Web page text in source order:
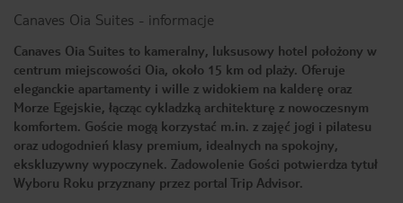
Canaves Oia Suites - informacje
Canaves Oia Suites to kameralny, luksusowy hotel położony w
centrum miejscowości Oia, około 15 km od plaży. Oferuje
eleganckie apartamenty i wille z widokiem na kalderę oraz
Morze Egejskie, łącząc cykladzką architekturę z nowoczesnym
komfortem. Goście mogą korzystać m.in. z zajęć jogi i pilatesu
oraz udogodnień klasy premium, idealnych na spokojny,
ekskluzywny wypoczynek. Zadowolenie Gości potwierdza tytuł
Wyboru Roku przyznany przez portal Trip Advisor.